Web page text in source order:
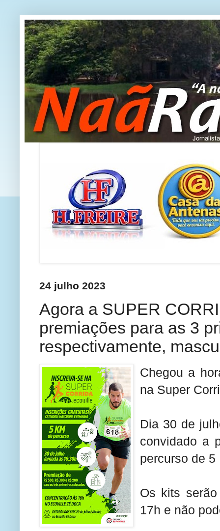
24 julho 2023
Agora a SUPER
premiações para as 3
respectivamente,
Chegou a
na Super
Dia 30 de
convidado a
percurso de
Os kits
17h e não